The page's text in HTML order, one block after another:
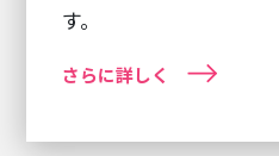
す。
さらに詳しく